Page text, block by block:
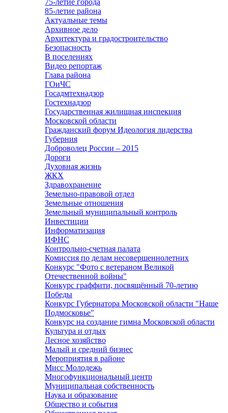
75-летие города
85-летие района
Актуальные темы
Архивное дело
Архитектура и градостроительство
Безопасность
В поселениях
Видео репортаж
Глава района
ГОиЧС
Госадмтехнадзор
Гостехнадзор
Государственная жилищная инспекция
Московской области
Гражданский форум Идеология лидерства
Губерния
Доброволец России – 2015
Дороги
Духовная жизнь
ЖКХ
Здравохранение
Земельно-правовой отдел
Земельные отношения
Земельный муниципальный контроль
Инвестиции
Информатизация
ИФНС
Контрольно-счетная палата
Комиссия по делам несовершеннолетних
Конкурс "Фото с ветераном Великой
Отечественной войны"
Конкурс граффити, посвящённый 70-летию
Победы
Конкурс Губернатора Московской области "Наше
Подмосковье"
Конкурс на создание гимна Московской области
Культура и отдых
Лесное хозяйство
Малый и средний бизнес
Мероприятия в районе
Мисс Молодежь
Многофункциональный центр
Муниципальная собственность
Наука и образование
Общество и события